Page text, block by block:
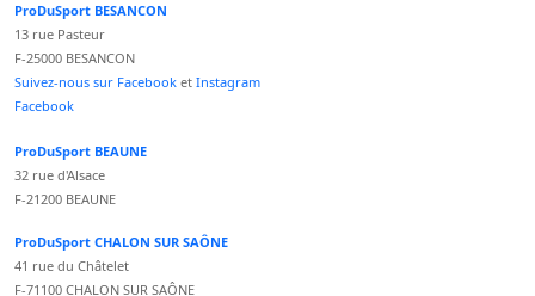
ProDuSport BESANCON
13 rue Pasteur
F-25000 BESANCON
Suivez-nous sur Facebook et Instagram
Facebook
ProDuSport BEAUNE
32 rue d'Alsace
F-21200 BEAUNE
ProDuSport CHALON SUR SAÔNE
41 rue du Châtelet
F-71100 CHALON SUR SAÔNE